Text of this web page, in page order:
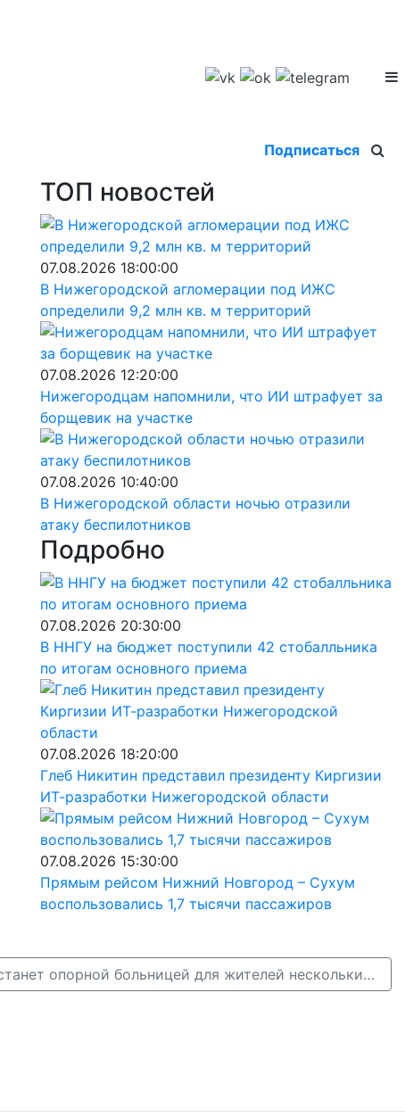
Подписаться
ТОП новостей
07.08.2026 18:00:00
В Нижегородской агломерации под ИЖС
определили 9,2 млн кв. м территорий
07.08.2026 12:20:00
Нижегородцам напомнили, что ИИ штрафует за
борщевик на участке
07.08.2026 10:40:00
В Нижегородской области ночью отразили
атаку беспилотников
Подробно
07.08.2026 20:30:00
В ННГУ на бюджет поступили 42 стобалльника
по итогам основного приема
07.08.2026 18:20:00
Глеб Никитин представил президенту Киргизии
ИТ-разработки Нижегородской области
07.08.2026 15:30:00
Прямым рейсом Нижний Новгород – Сухум
воспользовались 1,7 тысячи пассажиров
Сергачская ЦРБ станет опорной больницей для жителей нескольких районов →